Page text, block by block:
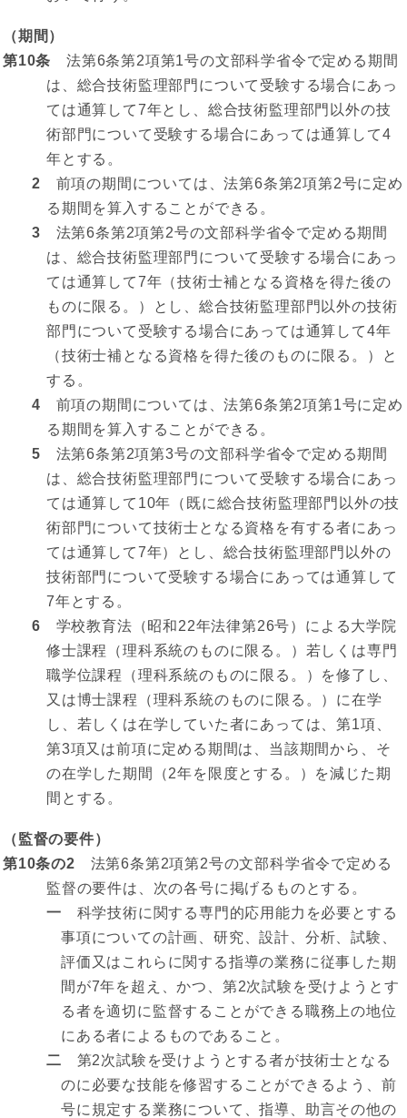
（期間）
第10条 法第6条第2項第1号の文部科学省令で定める期間
は、総合技術監理部門について受験する場合にあっ
ては通算して7年とし、総合技術監理部門以外の技
術部門について受験する場合にあっては通算して4
年とする。
2 前項の期間については、法第6条第2項第2号に定め
る期間を算入することができる。
3 法第6条第2項第2号の文部科学省令で定める期間
は、総合技術監理部門について受験する場合にあっ
ては通算して7年（技術士補となる資格を得た後の
ものに限る。）とし、総合技術監理部門以外の技術
部門について受験する場合にあっては通算して4年
（技術士補となる資格を得た後のものに限る。）と
する。
4 前項の期間については、法第6条第2項第1号に定め
る期間を算入することができる。
5 法第6条第2項第3号の文部科学省令で定める期間
は、総合技術監理部門について受験する場合にあっ
ては通算して10年（既に総合技術監理部門以外の技
術部門について技術士となる資格を有する者にあっ
ては通算して7年）とし、総合技術監理部門以外の
技術部門について受験する場合にあっては通算して
7年とする。
6 学校教育法（昭和22年法律第26号）による大学院
修士課程（理科系統のものに限る。）若しくは専門
職学位課程（理科系統のものに限る。）を修了し、
又は博士課程（理科系統のものに限る。）に在学
し、若しくは在学していた者にあっては、第1項、
第3項又は前項に定める期間は、当該期間から、そ
の在学した期間（2年を限度とする。）を減じた期
間とする。
（監督の要件）
第10条の2 法第6条第2項第2号の文部科学省令で定める
監督の要件は、次の各号に掲げるものとする。
一 科学技術に関する専門的応用能力を必要とする
事項についての計画、研究、設計、分析、試験、
評価又はこれらに関する指導の業務に従事した期
間が7年を超え、かつ、第2次試験を受けようとす
る者を適切に監督することができる職務上の地位
にある者によるものであること。
二 第2次試験を受けようとする者が技術士となる
のに必要な技能を修習することができるよう、前
号に規定する業務について、指導、助言その他の